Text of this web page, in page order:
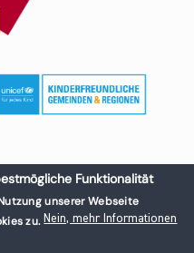
Funktionalität
unserer Webseite
zu. Nein, mehr Informationen